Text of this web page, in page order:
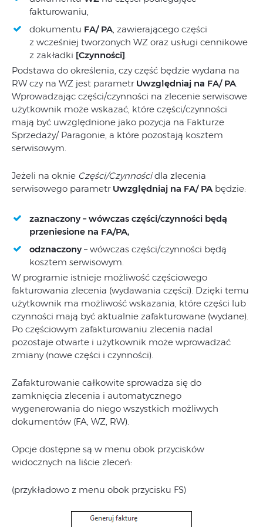
fakturowaniu,
dokumentu FA/ PA, zawierającego części
z wcześniej tworzonych WZ oraz usługi cennikowe
z zakładki [Czynności].
Podstawa do określenia, czy część będzie wydana na
RW czy na WZ jest parametr Uwzględniaj na FA/ PA.
Wprowadzając części/czynności na zlecenie serwisowe
użytkownik może wskazać, które części/czynności
mają być uwzględnione jako pozycja na Fakturze
Sprzedaży/ Paragonie, a które pozostają kosztem
serwisowym.
Jeżeli na oknie Części/Czynnościdla zlecenia
serwisowego parametr Uwzględniaj na FA/ PA będzie:
zaznaczony – wówczas części/czynności będą
przeniesione na FA/PA,
odznaczony – wówczas części/czynności będą
kosztem serwisowym.
W programie istnieje możliwość częściowego
fakturowania zlecenia (wydawania części). Dzięki temu
użytkownik ma możliwość wskazania, które części lub
czynności mają być aktualnie zafakturowane (wydane).
Po częściowym zafakturowaniu zlecenia nadal
pozostaje otwarte i użytkownik może wprowadzać
zmiany (nowe części i czynności).
Zafakturowanie całkowite sprowadza się do
zamknięcia zlecenia i automatycznego
wygenerowania do niego wszystkich możliwych
dokumentów (FA, WZ, RW).
Opcje dostępne są w menu obok przycisków
widocznych na liście zleceń:
(przykładowo z menu obok przycisku FS)